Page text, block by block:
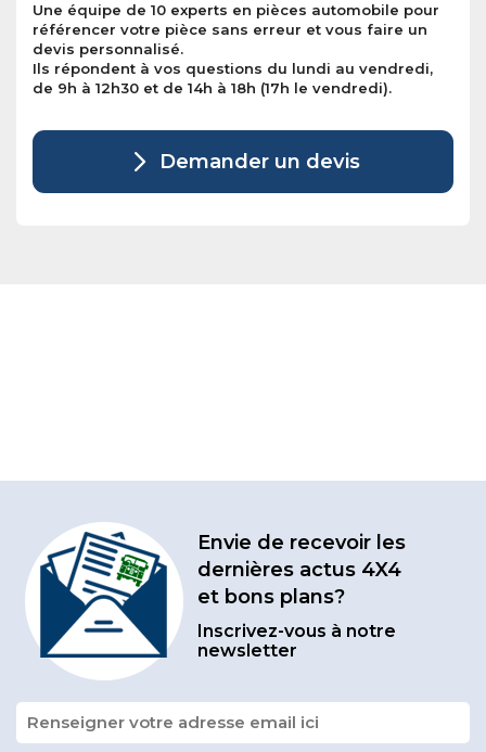
Une équipe de 10 experts en pièces automobile pour
référencer votre pièce sans erreur et vous faire un
devis personnalisé.
Ils répondent à vos questions du lundi au vendredi,
de 9h à 12h30 et de 14h à 18h (17h le vendredi).
Demander un devis
Envie de recevoir les
dernières actus 4X4
et bons plans?
Inscrivez-vous à notre
newsletter